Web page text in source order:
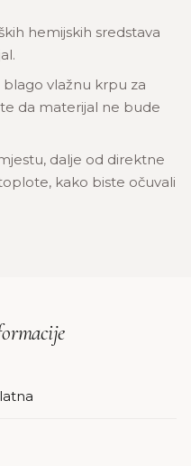
hemijskih sredstava
vlažnu krpu za
da materijal ne bude
dalje od direktne
kako biste očuvali